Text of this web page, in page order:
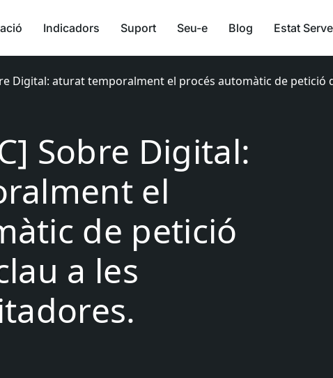
Indicadors Suport Seu-e Blog Estat
Digital: aturat temporalment el procés automàtic de petició
Sobre Digital:
el
de petició
a les